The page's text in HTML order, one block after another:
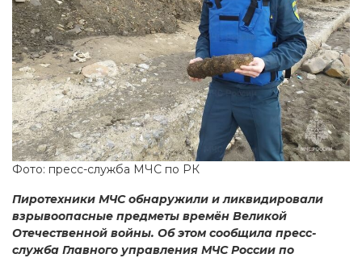
Фото: пресс-служба МЧС по РК
Пиротехники МЧС обнаружили и ликвидировали
взрывоопасные предметы времён Великой
Отечественной войны. Об этом сообщила пресс-
служба Главного управления МЧС России по